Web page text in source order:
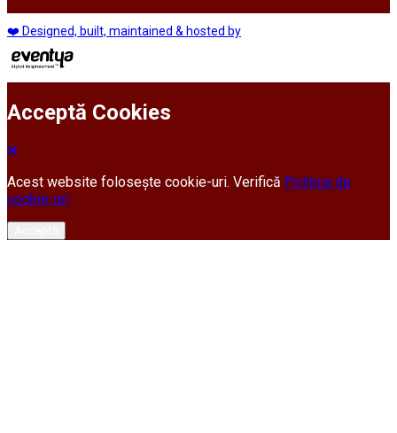
❤️ Designed, built, maintained & hosted by
Acceptă Cookies
Acest website folosește cookie-uri. Verifică Politica de
cookie-uri